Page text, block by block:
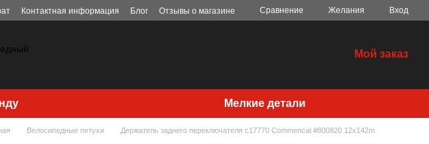
Контактная информация Блог Отзывы о магазине Сравнение Желания Вход
Мой заказ
Мелкие детали
Велосипедные петухи Держатель заднего переключателя c17770 Commencal #800820 12x142m